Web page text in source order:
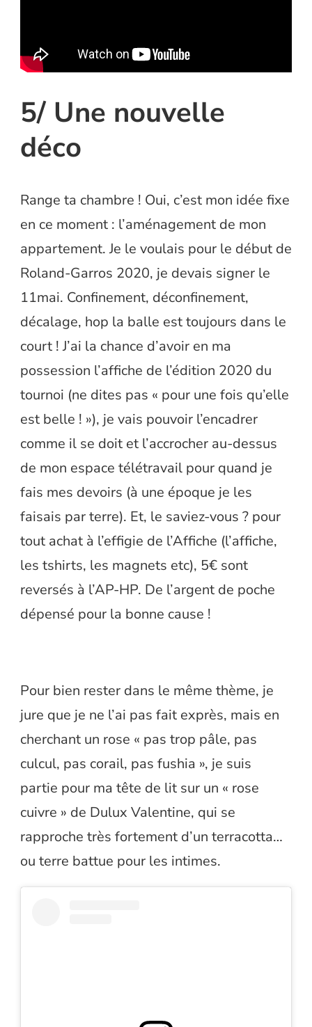
5/ Une nouvelle
déco
Range ta chambre ! Oui, c’est mon idée fixe
en ce moment : l’aménagement de mon
appartement. Je le voulais pour le début de
Roland-Garros 2020, je devais signer le
11mai. Confinement, déconfinement,
décalage, hop la balle est toujours dans le
court ! J’ai la chance d’avoir en ma
possession l’affiche de l’édition 2020 du
tournoi (ne dites pas « pour une fois qu’elle
est belle ! »), je vais pouvoir l’encadrer
comme il se doit et l’accrocher au-dessus
de mon espace télétravail pour quand je
fais mes devoirs (à une époque je les
faisais par terre). Et, le saviez-vous ? pour
tout achat à l’effigie de l’Affiche (l’affiche,
les tshirts, les magnets etc), 5€ sont
reversés à l’AP-HP. De l’argent de poche
dépensé pour la bonne cause !
Pour bien rester dans le même thème, je
jure que je ne l’ai pas fait exprès, mais en
cherchant un rose « pas trop pâle, pas
culcul, pas corail, pas fushia », je suis
partie pour ma tête de lit sur un « rose
cuivre » de Dulux Valentine, qui se
rapproche très fortement d’un terracotta…
ou terre battue pour les intimes.